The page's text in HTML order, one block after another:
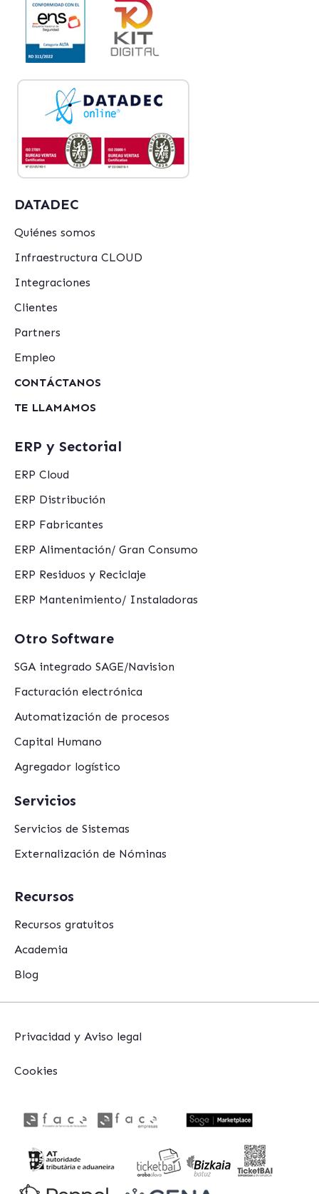
DATADEC
Quiénes somos
Infraestructura CLOUD
Integraciones
Clientes
Partners
Empleo
CONTÁCTANOS
TE LLAMAMOS
ERP y Sectorial
ERP Cloud
ERP Distribución
ERP Fabricantes
ERP Alimentación/ Gran Consumo
ERP Residuos y Reciclaje
ERP Mantenimiento/ Instaladoras
Otro Software
SGA integrado SAGE/Navision
Facturación electrónica
Automatización de procesos
Capital Humano
Agregador logístico
Servicios
Servicios de Sistemas
Externalización de Nóminas
Recursos
Recursos gratuitos
Academia
Blog
Privacidad y Aviso legal
Cookies